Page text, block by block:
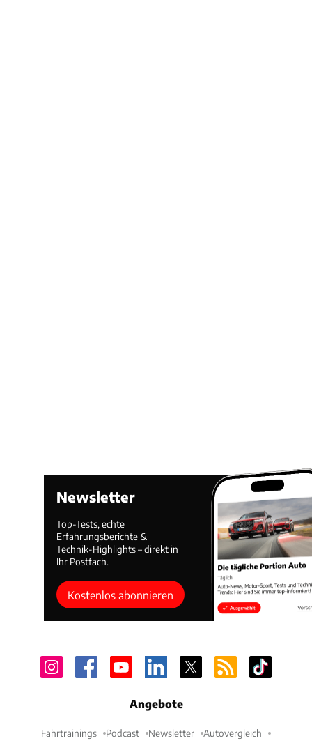
Newsletter
Top-Tests, echte
Erfahrungsberichte &
Technik-Highlights – direkt in
Ihr Postfach.
Kostenlos abonnieren
Angebote
Fahrtrainings Podcast Newsletter Autovergleich